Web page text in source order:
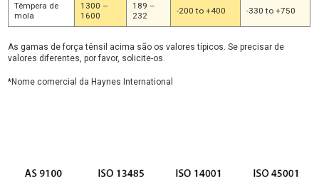
Têmpera de
mola
1300 –
1600
189 –
232
-200 to +400 -330 to +750
As gamas de força tênsil acima são os valores típicos. Se precisar de
valores diferentes, por favor, solicite-os.
*Nome comercial da Haynes International